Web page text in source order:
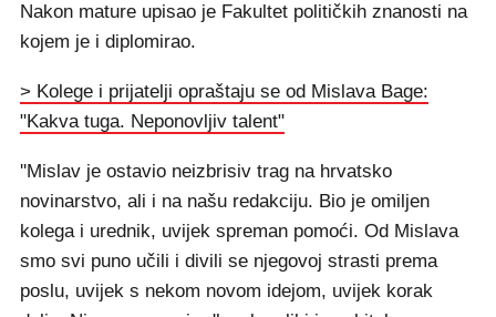
Nakon mature upisao je Fakultet političkih znanosti na
kojem je i diplomirao.
> Kolege i prijatelji opraštaju se od Mislava Bage:
"Kakva tuga. Neponovljiv talent"
''Mislav je ostavio neizbrisiv trag na hrvatsko
novinarstvo, ali i na našu redakciju. Bio je omiljen
kolega i urednik, uvijek spreman pomoći. Od Mislava
smo svi puno učili i divili se njegovoj strasti prema
poslu, uvijek s nekom novom idejom, uvijek korak